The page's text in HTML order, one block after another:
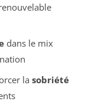
dans le mix
la sobriété